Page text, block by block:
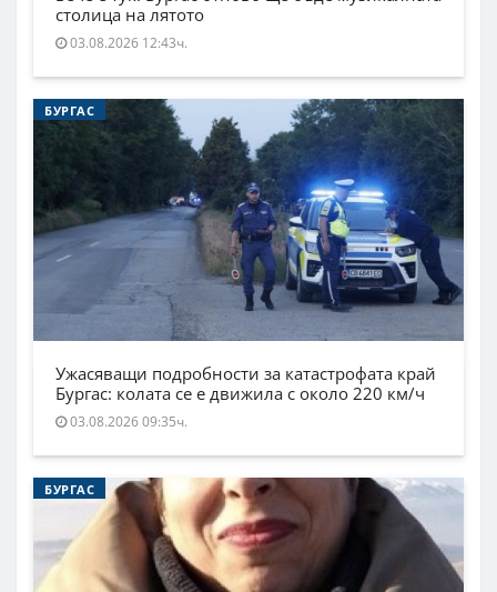
столица на лятото
03.08.2026 12:43ч.
БУРГАС
Ужасяващи подробности за катастрофата край
Бургас: колата се е движила с около 220 км/ч
03.08.2026 09:35ч.
БУРГАС